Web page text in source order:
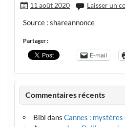
11 août 2020 Laisser un
Source : shareannonce
Partager :
E-mail
Commentaires récents
Bibi dans Cannes :